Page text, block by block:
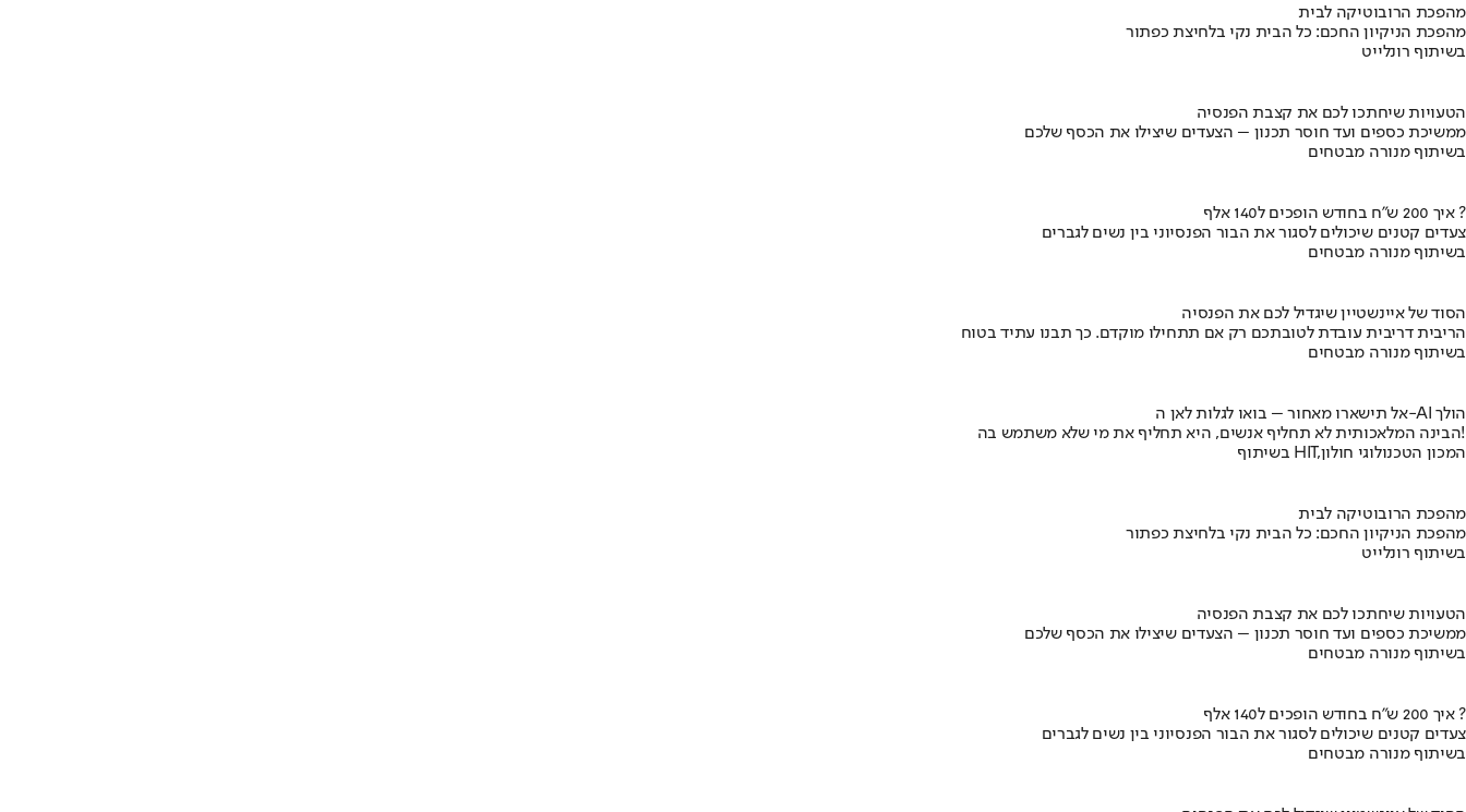
מהפכת הרובוטיקה לבית
מהפכת הניקיון החכם: כל הבית נקי בלחיצת כפתור
בשיתוף רונלייט
הטעויות שיחתכו לכם את קצבת הפנסיה
ממשיכת כספים ועד חוסר תכנון – הצעדים שיצילו את הכסף שלכם
בשיתוף מנורה מבטחים
איך 200 ש"ח בחודש הופכים ל140 אלף ?
צעדים קטנים שיכולים לסגור את הבור הפנסיוני בין נשים לגברים
בשיתוף מנורה מבטחים
הסוד של איינשטיין שיגדיל לכם את הפנסיה
הריבית דריבית עובדת לטובתכם רק אם תתחילו מוקדם. כך תבנו עתיד בטוח
בשיתוף מנורה מבטחים
אל תישארו מאחור – בואו לגלות לאן ה-AI הולך
הבינה המלאכותית לא תחליף אנשים, היא תחליף את מי שלא משתמש בה!
בשיתוף HIT,המכון הטכנולוגי חולון
מהפכת הרובוטיקה לבית
מהפכת הניקיון החכם: כל הבית נקי בלחיצת כפתור
בשיתוף רונלייט
הטעויות שיחתכו לכם את קצבת הפנסיה
ממשיכת כספים ועד חוסר תכנון – הצעדים שיצילו את הכסף שלכם
בשיתוף מנורה מבטחים
איך 200 ש"ח בחודש הופכים ל140 אלף ?
צעדים קטנים שיכולים לסגור את הבור הפנסיוני בין נשים לגברים
בשיתוף מנורה מבטחים